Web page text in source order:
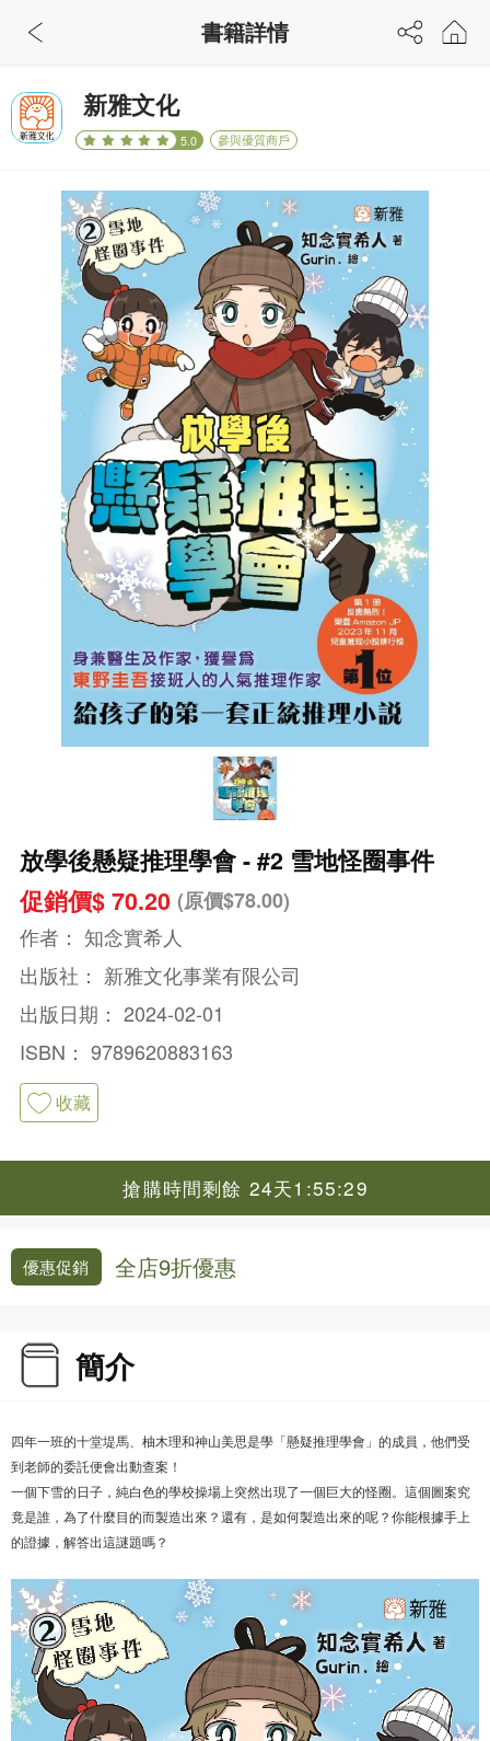
新雅文化
5.0 參與優質商戶
放學後懸疑推理學會 - #2 雪地怪圈事件
促銷價$ 70.20 (原價$78.00)
作者： 知念實希人
出版社： 新雅文化事業有限公司
出版日期： 2024-02-01
ISBN： 9789620883163
收藏
搶購時間剩餘 24天1:55:29
優惠促銷 全店9折優惠
簡介
四年一班的十堂堤馬、柚木理和神山美思是學「懸疑推理學會」的成員，他們受
到老師的委託便會出動查案！
一個下雪的日子，純白色的學校操場上突然出現了一個巨大的怪圈。這個圖案究
竟是誰，為了什麼目的而製造出來？還有，是如何製造出來的呢？你能根據手上
的證據，解答出這謎題嗎？
書籍詳情